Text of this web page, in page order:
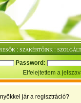
: SZAKÉRTŐINK :
Password:
Elfelejtettem a
jár a regisztráció?